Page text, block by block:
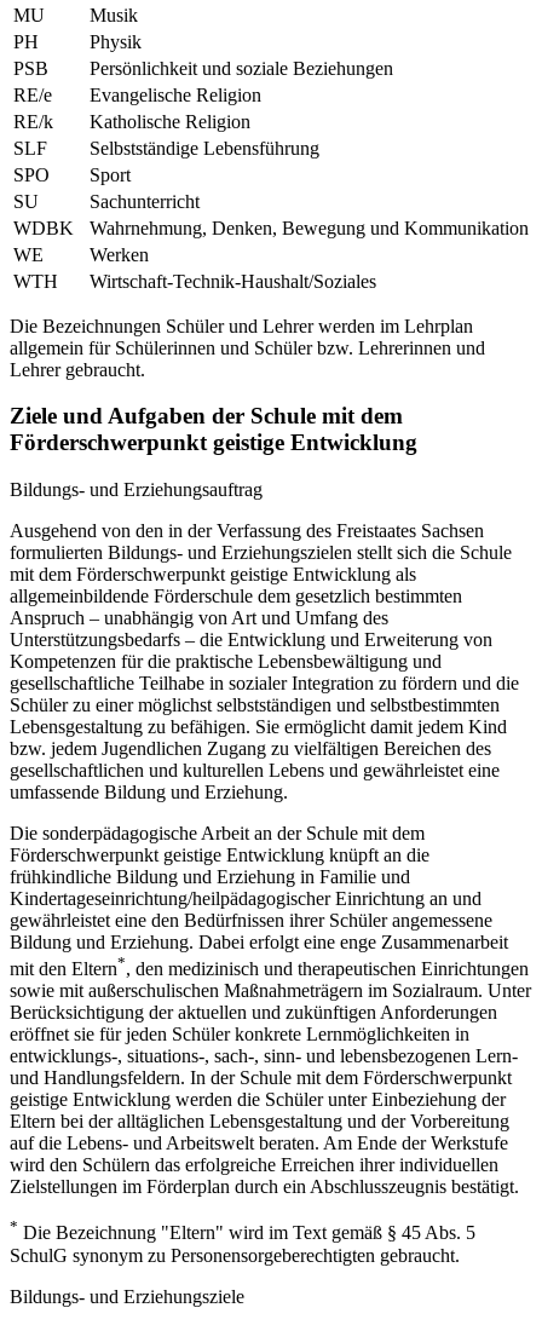
MU
Musik
PH
Physik
PSB
Persönlichkeit und soziale Beziehungen
RE/e
Evangelische Religion
RE/k
Katholische Religion
SLF
Selbstständige Lebensführung
SPO
Sport
SU
Sachunterricht
WDBK
Wahrnehmung, Denken, Bewegung und Kommunikation
WE
Werken
WTH
Wirtschaft-Technik-Haushalt/Soziales
Die Bezeichnungen Schüler und Lehrer werden im Lehrplan
allgemein für Schülerinnen und Schüler bzw. Lehrerinnen und
Lehrer gebraucht.
Ziele und Aufgaben der Schule mit dem
Förderschwerpunkt geistige Entwicklung
Bildungs- und Erziehungsauftrag
Ausgehend von den in der Verfassung des Freistaates Sachsen
formulierten Bildungs- und Erziehungszielen stellt sich die Schule
mit dem Förderschwerpunkt geistige Entwicklung als
allgemeinbildende Förderschule dem gesetzlich bestimmten
Anspruch – unabhängig von Art und Umfang des
Unterstützungsbedarfs – die Entwicklung und Erweiterung von
Kompetenzen für die praktische Lebensbewältigung und
gesellschaftliche Teilhabe in sozialer Integration zu fördern und die
Schüler zu einer möglichst selbstständigen und selbstbestimmten
Lebensgestaltung zu befähigen. Sie ermöglicht damit jedem Kind
bzw. jedem Jugendlichen Zugang zu vielfältigen Bereichen des
gesellschaftlichen und kulturellen Lebens und gewährleistet eine
umfassende Bildung und Erziehung.
Die sonderpädagogische Arbeit an der Schule mit dem
Förderschwerpunkt geistige Entwicklung knüpft an die
frühkindliche Bildung und Erziehung in Familie und
Kindertageseinrichtung/heilpädagogischer Einrichtung an und
gewährleistet eine den Bedürfnissen ihrer Schüler angemessene
Bildung und Erziehung. Dabei erfolgt eine enge Zusammenarbeit
mit den Eltern*, den medizinisch und therapeutischen Einrichtungen
sowie mit außerschulischen Maßnahmeträgern im Sozialraum. Unter
Berücksichtigung der aktuellen und zukünftigen Anforderungen
eröffnet sie für jeden Schüler konkrete Lernmöglichkeiten in
entwicklungs-, situations-, sach-, sinn- und lebensbezogenen Lern-
und Handlungsfeldern. In der Schule mit dem Förderschwerpunkt
geistige Entwicklung werden die Schüler unter Einbeziehung der
Eltern bei der alltäglichen Lebensgestaltung und der Vorbereitung
auf die Lebens- und Arbeitswelt beraten. Am Ende der Werkstufe
wird den Schülern das erfolgreiche Erreichen ihrer individuellen
Zielstellungen im Förderplan durch ein Abschlusszeugnis bestätigt.
* Die Bezeichnung "Eltern" wird im Text gemäß § 45 Abs. 5
SchulG synonym zu Personensorgeberechtigten gebraucht.
Bildungs- und Erziehungsziele